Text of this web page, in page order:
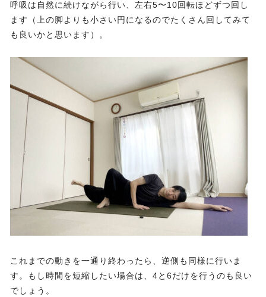
呼吸は自然に続けながら行い、左右5〜10回転ほどずつ回し
ます（上の脚よりも小さい円になるのでたくさん回してみて
も良いかと思います）。
これまでの動きを一通り終わったら、逆側も同様に行いま
す。もし時間を短縮したい場合は、4と6だけを行うのも良い
でしょう。